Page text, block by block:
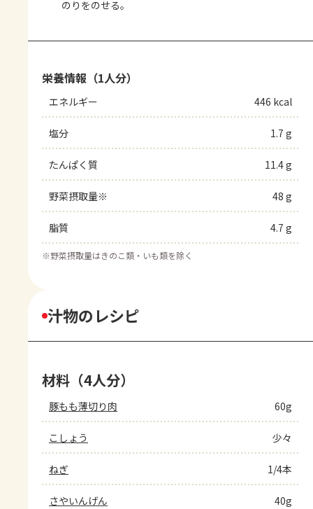
のりをのせる。
栄養情報（1人分）
エネルギー 446 kcal
塩分 1.7 g
たんぱく質 11.4 g
野菜摂取量※ 48 g
脂質 4.7 g
※野菜摂取量はきのこ類・いも類を除く
汁物のレシピ
材料（4人分）
豚もも薄切り肉 60g
こしょう 少々
ねぎ 1/4本
さやいんげん 40g